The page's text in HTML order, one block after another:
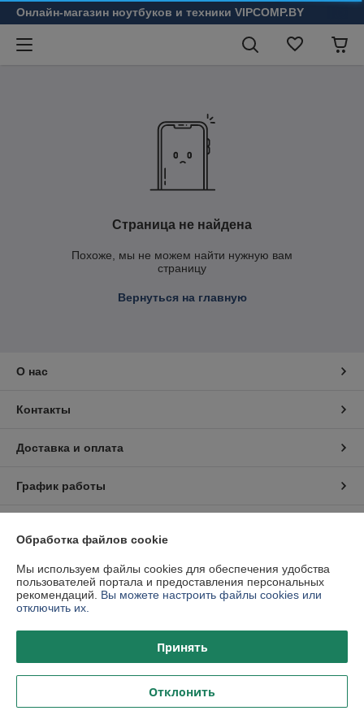
Онлайн-магазин ноутбуков и техники VIPCOMP.BY
Страница не найдена
Похоже, мы не можем найти нужную вам
страницу
Вернуться на главную
О нас
Контакты
Доставка и оплата
График работы
Политика обработки cookies
Сайт создан на платформе Deal.by
Обработка файлов cookie
Мы используем файлы cookies для обеспечения удобства
пользователей портала и предоставления персональных
рекомендаций. Вы можете настроить файлы cookies или
отключить их.
Принять
Отклонить